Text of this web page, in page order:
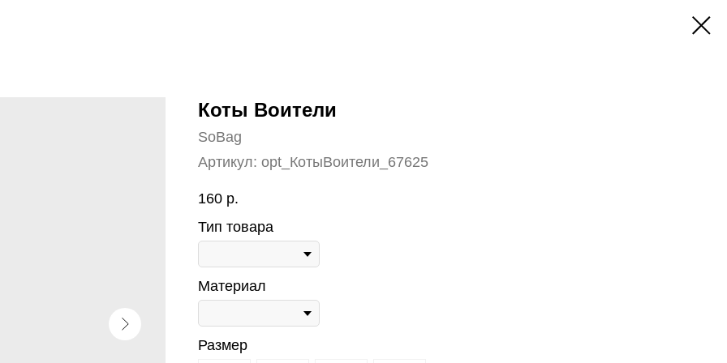
Коты Воители
SoBag
Артикул: opt_КотыВоители_67625
160 р.
Тип товара
Материал
Размер